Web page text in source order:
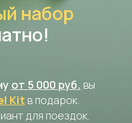
набор
от 5 000 руб. вы
Kit в подарок.
для поездок.